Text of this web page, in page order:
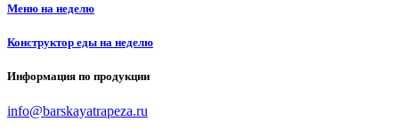
Меню на неделю
Конструктор еды на неделю
Информация по продукции
info@barskayatrapeza.ru